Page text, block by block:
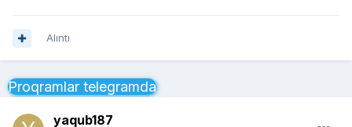
Alıntı
Proqramlar telegramda
yaqub187